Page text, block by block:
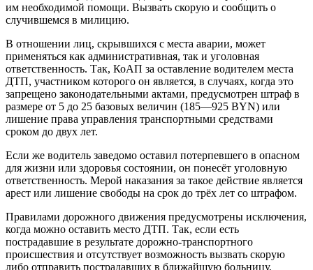
им необходимой помощи. Вызвать скорую и сообщить о
случившемся в милицию.
В отношении лиц, скрывшихся с места аварии, может
применяться как административная, так и уголовная
ответственность. Так, КоАП за оставление водителем места
ДТП, участником которого он является, в случаях, когда это
запрещено законодательными актами, предусмотрен штраф в
размере от 5 до 25 базовых величин (185—925 BYN) или
лишение права управления транспортными средствами
сроком до двух лет.
Если же водитель заведомо оставил потерпевшего в опасном
для жизни или здоровья состоянии, он понесёт уголовную
ответственность. Мерой наказания за такое действие является
арест или лишение свободы на срок до трёх лет со штрафом.
Правилами дорожного движения предусмотрены исключения,
когда можно оставить место ДТП. Так, если есть
пострадавшие в результате дорожно-транспортного
происшествия и отсутствует возможность вызвать скорую
либо отправить пострадавших в ближайшую больницу,